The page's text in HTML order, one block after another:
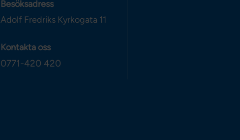
Besöksadress
Adolf Fredriks Kyrkogata 11
Kontakta oss
0771-420 420